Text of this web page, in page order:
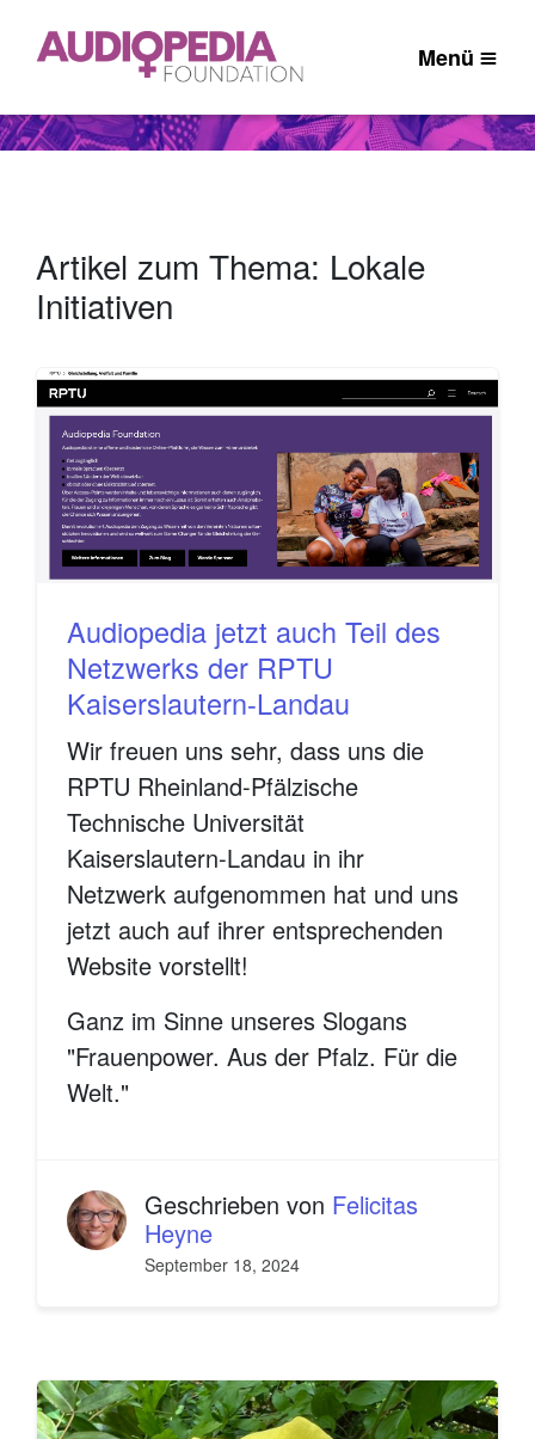
Menü
Artikel zum Thema: Lokale
Initiativen
Audiopedia jetzt auch Teil des
Netzwerks der RPTU
Kaiserslautern-Landau
Wir freuen uns sehr, dass uns die
RPTU Rheinland-Pfälzische
Technische Universität
Kaiserslautern-Landau in ihr
Netzwerk aufgenommen hat und uns
jetzt auch auf ihrer entsprechenden
Website vorstellt!
Ganz im Sinne unseres Slogans
"Frauenpower. Aus der Pfalz. Für die
Welt."
Geschrieben von Felicitas
Heyne
September 18, 2024